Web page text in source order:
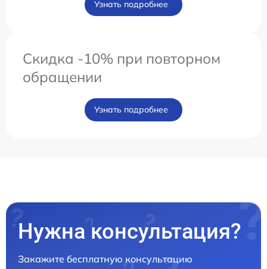
Узнать подробнее
Скидка -10% при повторном
обращении
Узнать подробнее
Нужна консультация?
Закажите бесплатную консультацию